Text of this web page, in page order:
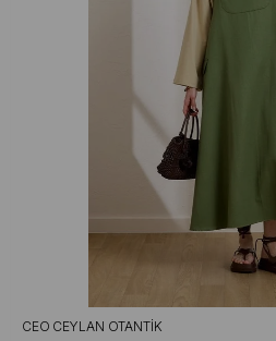
CEO CEYLAN OTANTIK